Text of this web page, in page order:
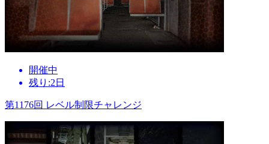
開催中
残り:2日
第1176回 レベル制限チャレンジ